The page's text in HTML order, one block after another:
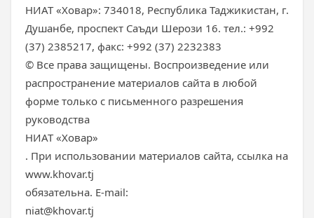
НИАТ «Ховар»: 734018, Республика Таджикистан, г.
Душанбе, проспект Саъди Шерози 16. тел.: +992
(37) 2385217, факс: +992 (37) 2232383
© Все права защищены. Воспроизведение или
распространение материалов сайта в любой
форме только с письменного разрешения
руководства
НИАТ «Ховар»
. При использовании материалов сайта, ссылка на
www.khovar.tj
обязательна. E-mail:
niat@khovar.tj